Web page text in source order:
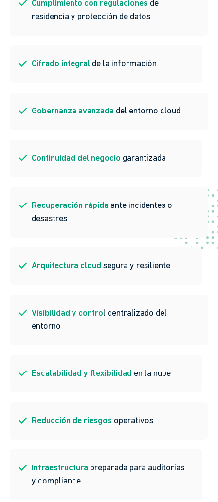
Cumplimiento con regulaciones de
residencia y protección de datos
Cifrado integral de la información
Gobernanza avanzada del entorno cloud
Continuidad del negocio garantizada
Recuperación rápida ante incidentes o
desastres
Arquitectura cloud segura y resiliente
Visibilidad y control centralizado del
entorno
Escalabilidad y flexibilidad en la nube
Reducción de riesgos operativos
Infraestructura preparada para auditorías
y compliance